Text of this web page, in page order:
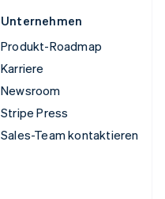
Unternehmen
Produkt-Roadmap
Karriere
Newsroom
Stripe Press
Sales-Team kontaktieren